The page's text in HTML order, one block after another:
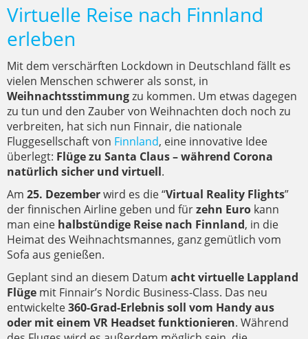
Virtuelle Reise nach Finnland
erleben
Mit dem verschärften Lockdown in Deutschland fällt es
vielen Menschen schwerer als sonst, in
Weihnachtsstimmungzu kommen. Um etwas dagegen
zu tun und den Zauber von Weihnachten doch noch zu
verbreiten, hat sich nun Finnair, die nationale
Fluggesellschaft von Finnland, eine innovative Idee
überlegt: Flüge zu Santa Claus – während Corona
natürlich sicher und virtuell.
Am 25. Dezemberwird es die “Virtual Reality Flights”
der finnischen Airline geben und fürzehn Euro kann
man eine halbstündige Reise nach Finnland, in die
Heimat des Weihnachtsmannes, ganz gemütlich vom
Sofa aus genießen.
Geplant sind an diesem Datum acht virtuelle Lappland
Flüge mit Finnair’s Nordic Business-Class. Das neu
entwickelte360-Grad-Erlebnissoll vom Handy aus
oder mit einem VR Headset funktionieren. Während